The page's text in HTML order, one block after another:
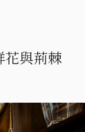
花與荊棘